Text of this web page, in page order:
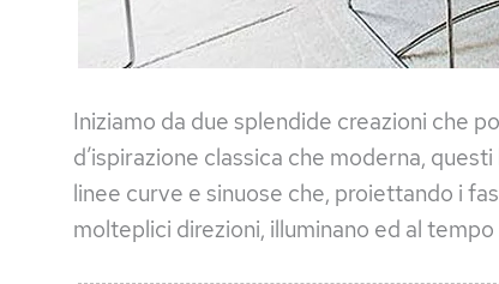
Iniziamo da due splendide creazioni che
d’ispirazione classica che moderna,
linee curve e sinuose che, proiettando i
molteplici direzioni, illuminano ed al